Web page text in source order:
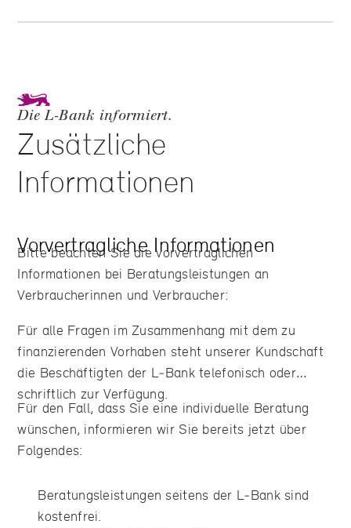
Die L‑Bank informiert.
Zusätzliche
Informationen
Vorvertragliche Informationen
Bitte beachten Sie die vorvertraglichen
Informationen bei Beratungsleistungen an
Verbraucherinnen und Verbraucher:
Für alle Fragen im Zusammenhang mit dem zu
finanzierenden Vorhaben steht unserer Kundschaft
die Beschäftigten der L‑Bank telefonisch oder
schriftlich zur Verfügung.
Für den Fall, dass Sie eine individuelle Beratung
wünschen, informieren wir Sie bereits jetzt über
Folgendes:
Beratungsleistungen seitens der L‑Bank sind
kostenfrei.